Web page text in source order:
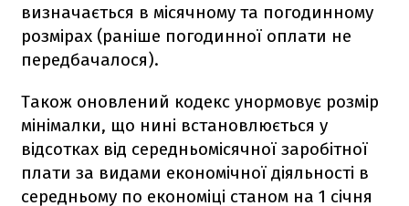
визначається в місячному та погодинному
розмірах (раніше погодинної оплати не
передбачалося).
Також оновлений кодекс унормовує розмір
мінімалки, що нині встановлюється у
відсотках від середньомісячної заробітної
плати за видами економічної діяльності в
середньому по економіці станом на 1 січня